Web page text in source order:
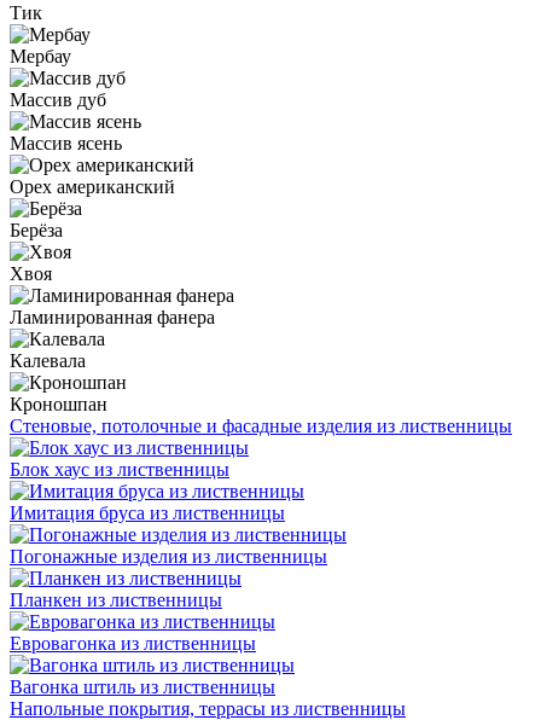
Тик
Мербау
Массив дуб
Массив ясень
Орех американский
Берёза
Хвоя
Ламинированная фанера
Калевала
Кроношпан
Стеновые, потолочные и фасадные изделия из лиственницы
Блок хаус из лиственницы
Имитация бруса из лиственницы
Погонажные изделия из лиственницы
Планкен из лиственницы
Евровагонка из лиственницы
Вагонка штиль из лиственницы
Напольные покрытия, террасы из лиственницы